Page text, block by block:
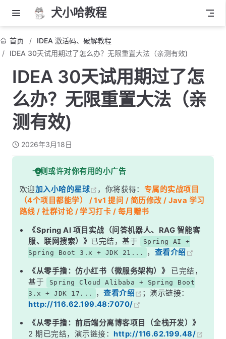
犬小哈教程
首页
IDEA 激活码、破解教程
IDEA 30天试用期过了怎么办？无限重置大法（亲测有效)
IDEA 30天试用期过了怎
么办？无限重置大法（亲
测有效)
2026年3月18日
一则或许对你有用的小广告
欢迎加入小哈的星球 ，你将获得： 专属的实战项目
（4个项目都能学） / 1v1 提问 / 简历修改 / Java 学习
路线 / 社群讨论 / 学习打卡 / 每月赠书
《Spring AI 项目实战（问答机器人、RAG 智能客
服、联网搜索）》 已完结，基于
Spring AI +
Spring Boot 3.x + JDK 21...
， 查看介绍
《从零手撸：仿小红书（微服务架构）》
已完结，
基于
Spring Cloud Alibaba + Spring Boot
3.x + JDK 17...
，查看介绍
；演示链接：
http://116.62.199.48:7070/
《从零手撸：前后端分离博客项目（全栈开发）》
2 期已完结，演示链接：http://116.62.199.48/